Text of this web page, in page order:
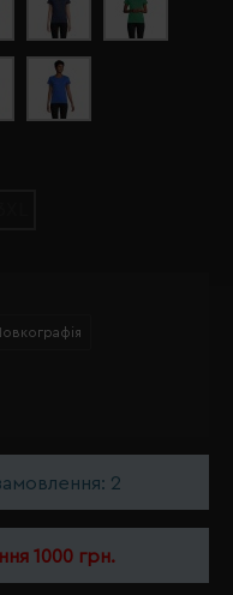
2
1000 грн.